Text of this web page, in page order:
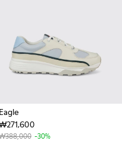
라운 컬러 가죽 소재 슈즈
Eagle
-30%